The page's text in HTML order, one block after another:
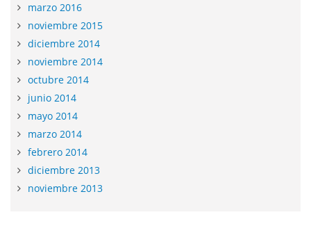
marzo 2016
noviembre 2015
diciembre 2014
noviembre 2014
octubre 2014
junio 2014
mayo 2014
marzo 2014
febrero 2014
diciembre 2013
noviembre 2013